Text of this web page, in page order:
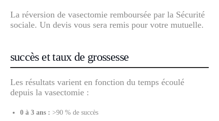
La réversion de vasectomie remboursée par la Sécurité
sociale. Un devis vous sera remis pour votre mutuelle.
succès et taux de grossesse
Les résultats varient en fonction du temps écoulé
depuis la vasectomie :
0 à 3 ans : >90 % de succès